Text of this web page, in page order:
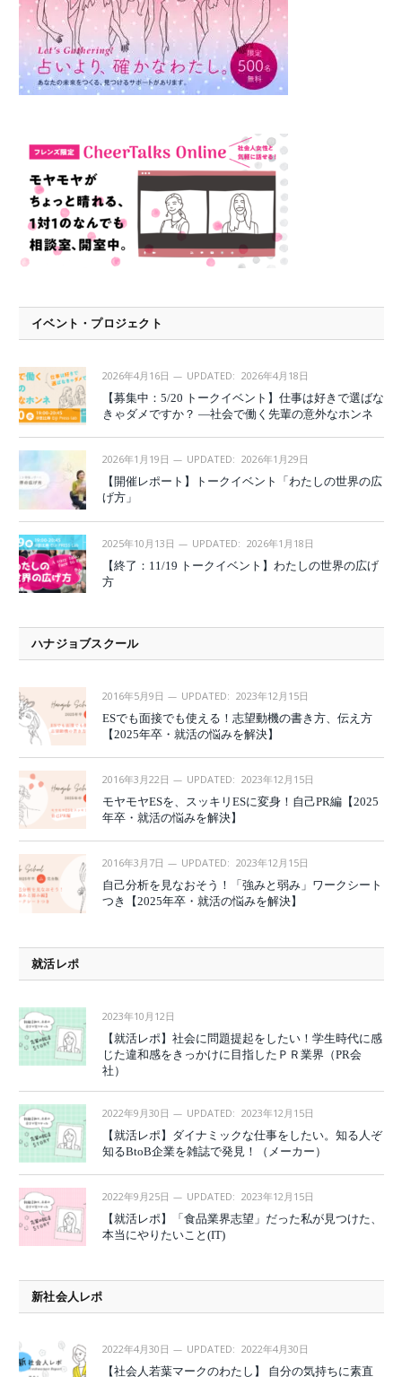
イベント・プロジェクト
2026年4月16日 UPDATED: 2026年4月18日
【募集中：5/20 トークイベント】仕事は好きで選ばな
きゃダメですか？ —社会で働く先輩の意外なホンネ
2026年1月19日 UPDATED: 2026年1月29日
【開催レポート】トークイベント「わたしの世界の広
げ方」
2025年10月13日 UPDATED: 2026年1月18日
【終了：11/19 トークイベント】わたしの世界の広げ
方
ハナジョブスクール
2016年5月9日 UPDATED: 2023年12月15日
ESでも面接でも使える！志望動機の書き方、伝え方
【2025年卒・就活の悩みを解決】
2016年3月22日 UPDATED: 2023年12月15日
モヤモヤESを、スッキリESに変身！自己PR編【2025
年卒・就活の悩みを解決】
2016年3月7日 UPDATED: 2023年12月15日
自己分析を見なおそう！「強みと弱み」ワークシート
つき【2025年卒・就活の悩みを解決】
就活レポ
2023年10月12日
【就活レポ】社会に問題提起をしたい！学生時代に感
じた違和感をきっかけに目指したＰＲ業界（PR会
社）
2022年9月30日 UPDATED: 2023年12月15日
【就活レポ】ダイナミックな仕事をしたい。知る人ぞ
知るBtoB企業を雑誌で発見！（メーカー）
2022年9月25日 UPDATED: 2023年12月15日
【就活レポ】「食品業界志望」だった私が見つけた、
本当にやりたいこと(IT)
新社会人レポ
2022年4月30日 UPDATED: 2022年4月30日
【社会人若葉マークのわたし】 自分の気持ちに素直